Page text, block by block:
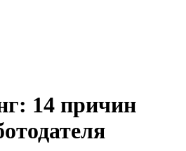
14 причин